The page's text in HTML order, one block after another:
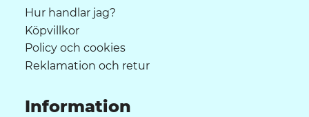
Hur handlar jag?
Köpvillkor
Policy och cookies
Reklamation och retur
Information